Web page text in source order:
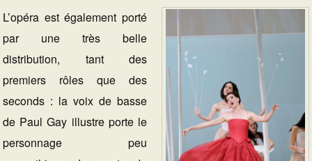
L’opéra est également porté
par une très belle
distribution, tant des
premiers rôles que des
seconds : la voix de basse
de Paul Gay illustre porte le
personnage peu